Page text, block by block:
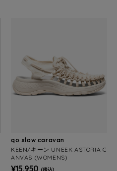
go slow caravan
KEEN/キーン UNEEK ASTORIA C
ANVAS (WOMENS)
¥15,950 (税込)